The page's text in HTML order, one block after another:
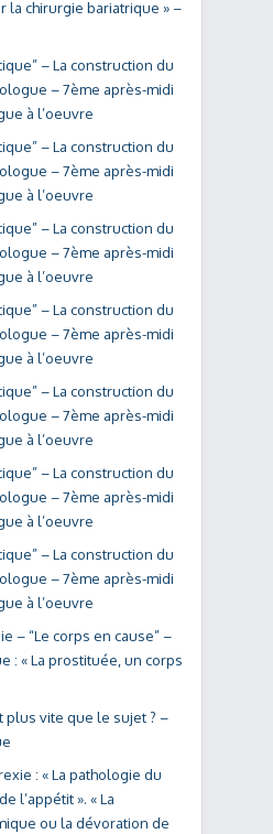
la chirurgie bariatrique » –
– La construction du
– 7ème après-midi
à l’oeuvre
– La construction du
– 7ème après-midi
à l’oeuvre
– La construction du
– 7ème après-midi
à l’oeuvre
– La construction du
– 7ème après-midi
à l’oeuvre
– La construction du
– 7ème après-midi
à l’oeuvre
– La construction du
– 7ème après-midi
à l’oeuvre
– La construction du
– 7ème après-midi
à l’oeuvre
– “Le corps en cause” –
: « La prostituée, un corps
plus vite que le sujet ? –
: « La pathologie du
l’appétit ». « La
ou la dévoration de